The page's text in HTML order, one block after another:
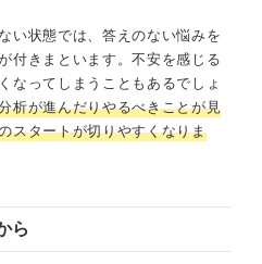
い状態では、答えのない悩みを
付きまといます。不安を感じる
なってしまうこともあるでしょ
析が進んだりやるべきことが見
スタートが切りやすくなりま
ら